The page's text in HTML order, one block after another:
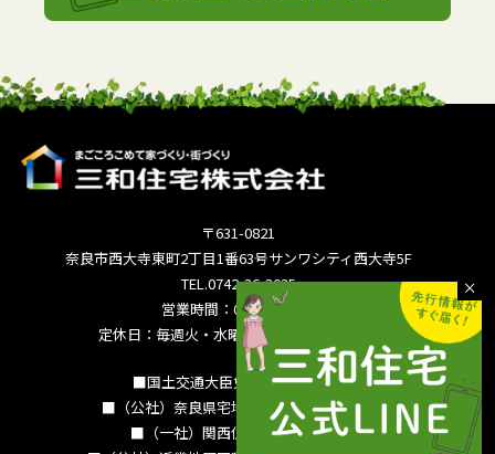
〒631-0821
奈良市西大寺東町2丁目1番63号サンワシティ西大寺5F
TEL.0742-36-3035
営業時間：09:00～18:00
定休日：毎週火・水曜日 夏季休暇 年末年始
■国土交通大臣免許（15）994号
■（公社）奈良県宅地建物取引業協会会員
■（一社）関西住宅産業協会会員